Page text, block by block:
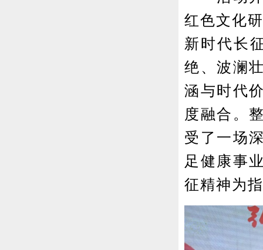
红色文化
新时代长
绝、波澜
涵与时代
度融合。
受了一场
足健康事
征精神为